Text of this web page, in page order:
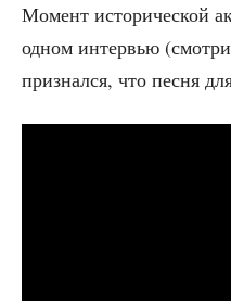
Момент исто­ри­че­ской
одном интер­вью
при­знал­ся, что пес­ня